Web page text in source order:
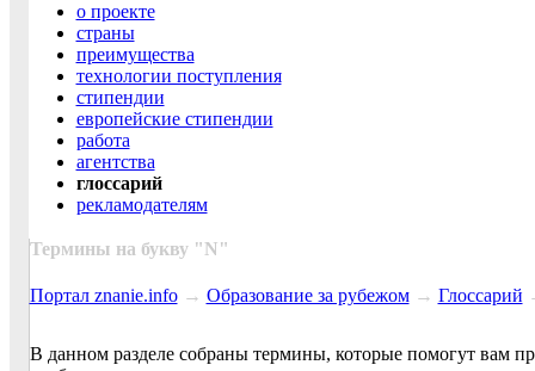
о проекте
cтраны
преимущества
технологии поступления
cтипендии
европейские стипендии
работа
агентства
глоссарий
рекламодателям
Термины на букву "N"
Портал znanie.info→ Образование за рубежом→ Глоссарий
В данном разделе собраны термины, которые помогут вам